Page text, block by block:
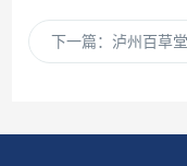
下一篇： 泸州百草